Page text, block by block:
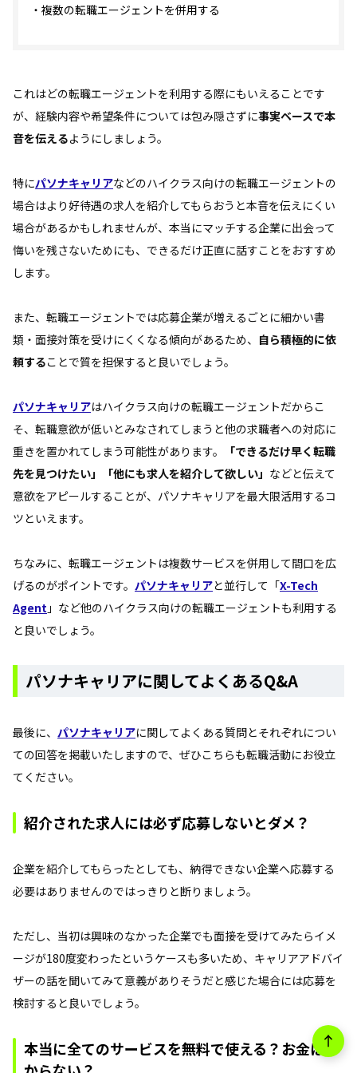
・複数の転職エージェントを併用する
これはどの転職エージェントを利用する際にもいえることです
が、経験内容や希望条件については包み隠さずに事実ベースで本
音を伝えるようにしましょう。
特にパソナキャリアなどのハイクラス向けの転職エージェントの
場合はより好待遇の求人を紹介してもらおうと本音を伝えにくい
場合があるかもしれませんが、本当にマッチする企業に出会って
悔いを残さないためにも、できるだけ正直に話すことをおすすめ
します。
また、転職エージェントでは応募企業が増えるごとに細かい書
類・面接対策を受けにくくなる傾向があるため、 自ら積極的に依
頼することで質を担保すると良いでしょう。
パソナキャリアはハイクラス向けの転職エージェントだからこ
そ、転職意欲が低いとみなされてしまうと他の求職者への対応に
重きを置かれてしまう可能性があります。
「できるだけ早く転職
先を見つけたい」「他にも求人を紹介して欲しい」 などと伝えて
意欲をアピールすることが、パソナキャリアを最大限活用するコ
ツといえます。
ちなみに、転職エージェントは複数サービスを併用して間口を広
げるのがポイントです。 パソナキャリアと並行して「X-Tech
Agent 」など他のハイクラス向けの転職エージェントも利用する
と良いでしょう。
パソナキャリアに関してよくあるQ&A
最後に、 パソナキャリアに関してよくある質問とそれぞれについ
ての回答を掲載いたしますので、ぜひこちらも転職活動にお役立
てください。
紹介された求人には必ず応募しないとダメ？
企業を紹介してもらったとしても、納得できない企業へ応募する
必要はありませんのではっきりと断りましょう。
ただし、当初は興味のなかった企業でも面接を受けてみたらイメ
ージが180度変わったというケースも多いため、キャリアアドバイ
ザーの話を聞いてみて意義がありそうだと感じた場合には応募を
検討すると良いでしょう。
本当に全てのサービスを無料で使える？お金はか